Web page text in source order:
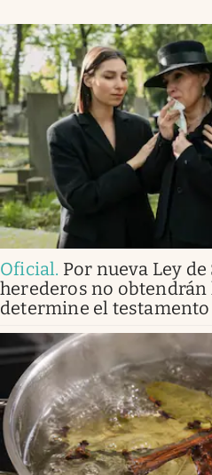
Oficial. Por nueva Ley
herederos no obtendrán
determine el testamento